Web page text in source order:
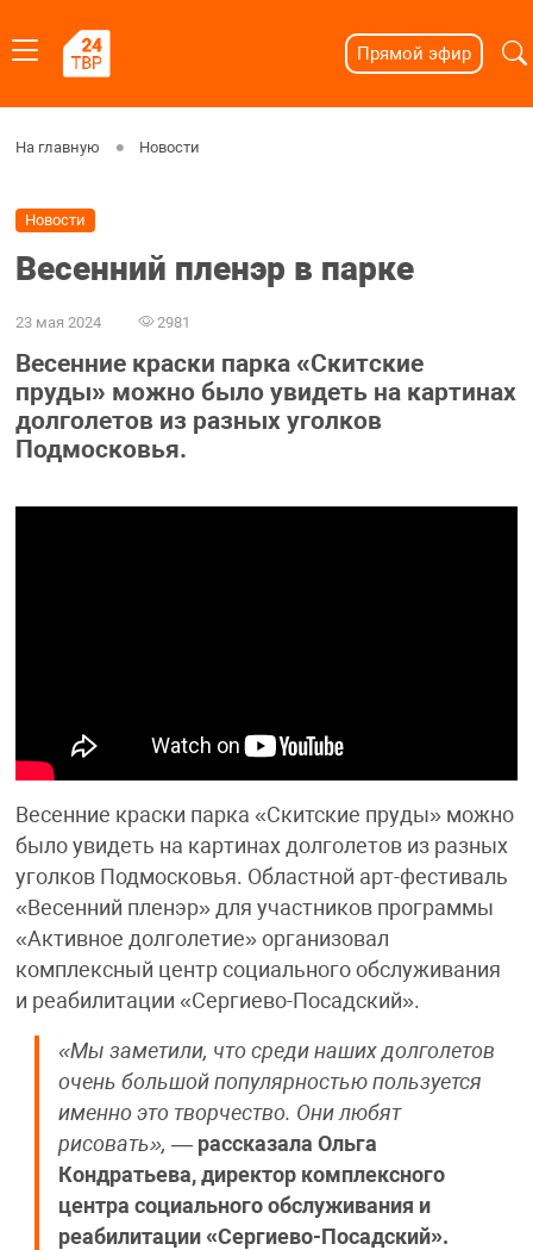
Прямой эфир
На главную Новости
Новости
Весенний пленэр в парке
23 мая 2024 2981
Весенние краски парка «Скитские
пруды» можно было увидеть на картинах
долголетов из разных уголков
Подмосковья.
Весенние краски парка «Скитские пруды» можно
было увидеть на картинах долголетов из разных
уголков Подмосковья. Областной арт-фестиваль
«Весенний пленэр» для участников программы
«Активное долголетие» организовал
комплексный центр социального обслуживания
и реабилитации «Сергиево-Посадский».
«Мы заметили, что среди наших долголетов
очень большой популярностью пользуется
именно это творчество. Они любят
рисовать», — рассказала Ольга
Кондратьева, директор комплексного
центра социального обслуживания и
реабилитации «Сергиево-Посадский».